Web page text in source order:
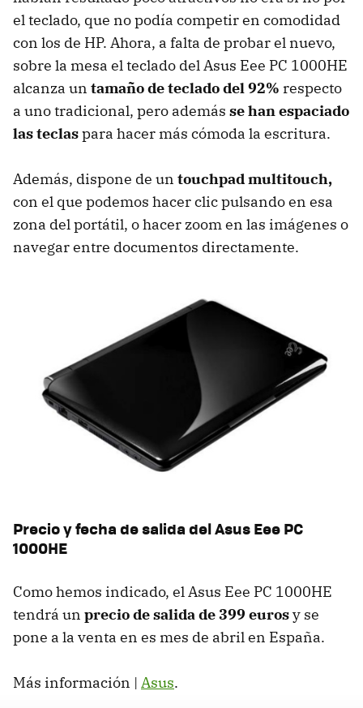
el teclado, que no podía competir en comodidad
con los de HP. Ahora, a falta de probar el nuevo,
sobre la mesa el teclado del Asus Eee PC 1000HE
alcanza un tamaño de teclado del 92% respecto
a uno tradicional, pero además se han espaciado
las teclaspara hacer más cómoda la escritura.
Además, dispone de un touchpad multitouch,
con el que podemos hacer clic pulsando en esa
zona del portátil, o hacer zoom en las imágenes o
navegar entre documentos directamente.
Precio y fecha de salida del Asus Eee PC
1000HE
Como hemos indicado, el Asus Eee PC 1000HE
tendrá un precio de salida de 399 eurosy se
pone a la venta en es mes de abril en España.
Más información | Asus.